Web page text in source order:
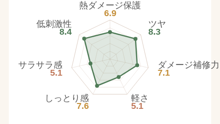
熱ダメージ保護
6.9
ツヤ
8.3
ダメージ補修力
7.1
軽さ
5.1
しっとり感
7.6
サラサラ感
5.1
低刺激性
8.4